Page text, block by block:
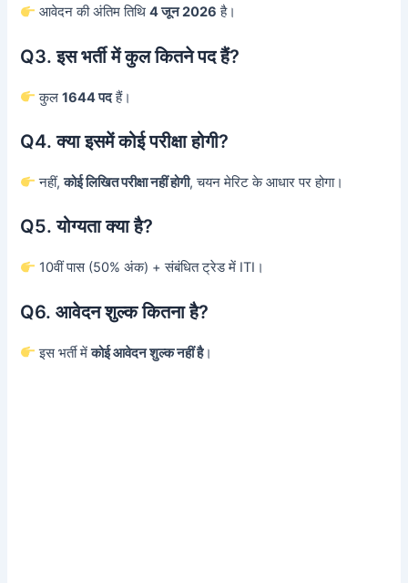
आवेदन की अंतिम तिथि4 जून 2026 है।
Q3. इस भर्ती में कुल कितने पद हैं?
कुल1644 पदहैं।
Q4. क्या इसमें कोई परीक्षा होगी?
नहीं,कोई लिखित परीक्षा नहीं होगी, चयन मेरिट के आधार पर होगा।
Q5. योग्यता क्या है?
10वीं पास (50% अंक) + संबंधित ट्रेड में ITI।
Q6. आवेदन शुल्क कितना है?
इस भर्ती मेंकोई आवेदन शुल्क नहीं है।